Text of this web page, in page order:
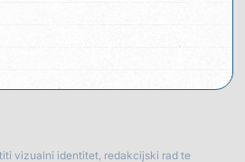
vizualni identitet, redakcijski rad te